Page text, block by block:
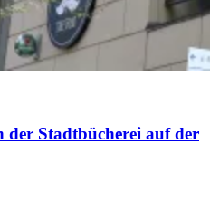
Stadtbücherei auf der